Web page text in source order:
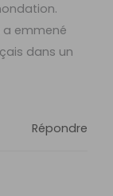
a emmené
dans un
Répondre